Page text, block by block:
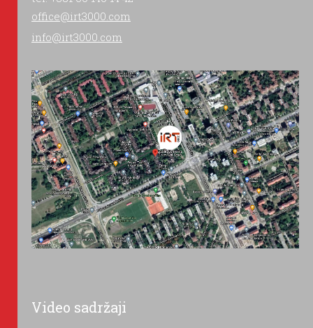
office@irt3000.com
info@irt3000.com
Video sadržaji